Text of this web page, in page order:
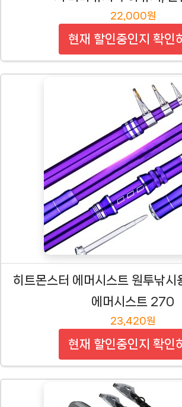
22,000원
현재 할인중인지 확인
히트몬스터 에머시스트 원투낚시
에머시스트 270
23,420원
현재 할인중인지 확인